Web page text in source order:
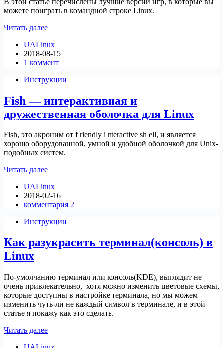
можете поиграть в командной строке Linux.
Читать далееЛучшие
игры
в
Linux
UALinux
2018-08-15
1 коммент
Инструкции
Fish — интерактивная и
дружественная оболочка для Linux
Fish, это акроним от f riendly i nteractive sh ell, и является
хорошо оборудованной, умной и удобной оболочкой для Unix-
подобных систем.
Читать далееFish
интерактивная
и
дружественная
для
UALinux
2018-02-16
комментария 2
Инструкции
Как разукрасить терминал(консоль) в
Linux
По-умолчанию терминал или консоль(KDE), выглядит не
очень привлекательно, хотя можно изменить цветовые схемы,
которые доступны в настройке терминала, но мы можем
изменить чуть-ли не каждый символ в терминале, и в этой
статье я покажу как это сделать.
Читать далееКак